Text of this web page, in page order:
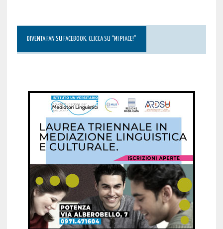
DIVENTA FAN SU FACEBOOK, CLICCA SU “MI PIACE!”